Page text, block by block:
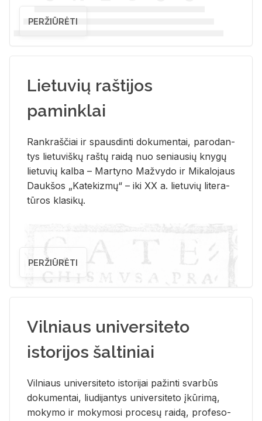
PERŽIŪRĖTI
Lietuvių raštijos
paminklai
Rank­raš­čiai ir spaus­din­ti do­ku­men­tai, pa­ro­dan­
tys lie­tu­viš­kų raš­tų rai­dą nuo se­niau­sių kny­gų
lie­tu­vių kal­ba – Mar­ty­no Ma­žvy­do ir Mi­ka­lo­jaus
Dauk­šos „Ka­te­kiz­mų“ – iki XX a. lie­tu­vių li­te­ra­
tū­ros kla­si­kų.
PERŽIŪRĖTI
Vilniaus universiteto
istorijos šaltiniai
Vil­niaus uni­ver­si­te­to is­to­ri­jai pa­žin­ti svar­būs
do­ku­men­tai, liu­di­jan­tys uni­ver­si­te­to įkū­ri­mą,
mo­ky­mo ir mo­ky­mo­si pro­ce­sų rai­dą, pro­fe­so­